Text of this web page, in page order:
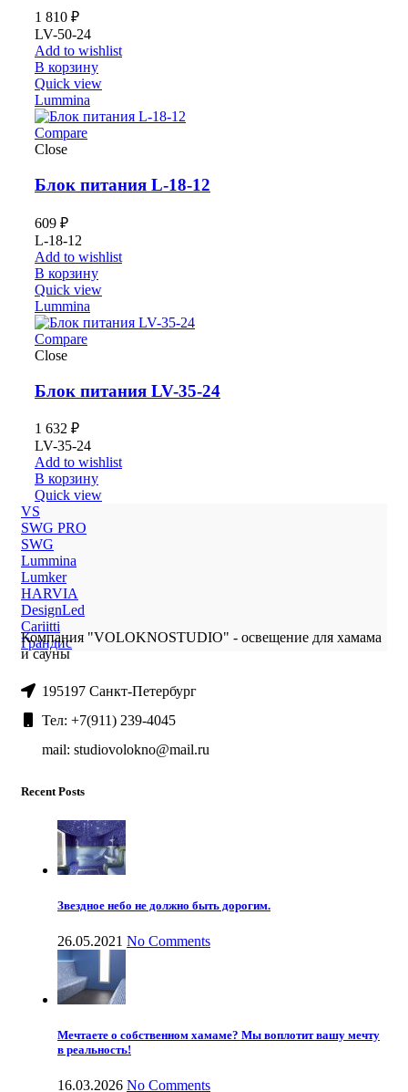
1 810 ₽
LV-50-24
Add to wishlist
В корзину
Quick view
Lummina
Compare
Close
Блок питания L-18-12
609 ₽
L-18-12
Add to wishlist
В корзину
Quick view
Lummina
Compare
Close
Блок питания LV-35-24
1 632 ₽
LV-35-24
Add to wishlist
В корзину
Quick view
VS
SWG PRO
SWG
Lummina
Lumker
HARVIA
DesignLed
Cariitti
Грандис
Компания "VOLOKNOSTUDIO" - освещение для хамама
и сауны
195197 Санкт-Петербург
Тел: +7(911) 239-4045
mail: studiovolokno@mail.ru
Recent Posts
Звездное небо не должно быть дорогим.
26.05.2021 No Comments
Мечтаете о собственном хамаме? Мы воплотит вашу мечту
в реальность!
16.03.2026 No Comments